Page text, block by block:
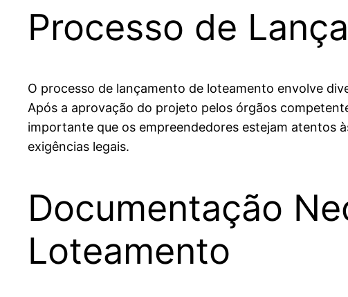
Processo de
O processo de lançamento de loteamento envolve
Após a aprovação do projeto pelos órgãos
importante que os empreendedores estejam atentos
exigências legais.
Documentação
Loteamento